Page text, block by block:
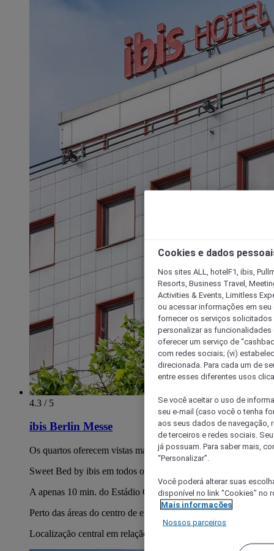
4.3 / 5
ibis Berlin Messe
Os quartos oferecem vistas maravilhosas
Sweet Bed by ibis em todos os quartos
A apenas 10 min. do Estádio Olímpico e do Waldbühne.
Perto das áreas do centro de exposições e congressos
Localização central em relação a todas as atrações da cidade
Cookies e dados
Nos sites ALL, hotelF1, ibis,
Resorts, Business Travel,
Activities & Events, Limitless
ou acessar informações em
fornecer os serviços solicitados
personalizar as
oferecer um serviço de
com redes sociais; (vi)
direcionada. Para cada um de
entre esses diferentes usos
Se você aceitar o uso de
seu e-mail (caso você o tenha
aos seus dados de navegação,
de terceiros e redes sociais.
já possuam. Para saber mais,
“Personalizar”.
Você poderá alterar suas
disponível no link "Cookies" no
Mais informações
Nossos parceiros